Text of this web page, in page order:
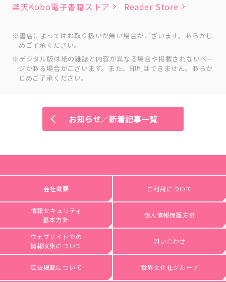
楽天Kobo電子書籍ストア
Reader Store
書店によってはお取り扱いが無い場合がございます。あらかじ
めご了承ください。
デジタル版は紙の雑誌と内容が異なる場合や掲載されないペー
ジがある場合がございます。また、印刷はできません。あらか
じめご了承ください。
お知らせ／新着記事一覧
会社概要 ご利用について
情報セキュリティ
基本方針
個人情報保護方針
ウェブサイトでの
情報収集について
問い合わせ
広告掲載について 世界文化社グループ